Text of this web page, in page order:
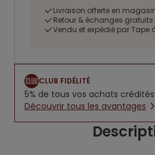
Livraison offerte en
Retour & échanges
Vendu et expédié par Tape
CLUB FIDÉLITÉ
5% de tous vos achats
Découvrir tous les avantages